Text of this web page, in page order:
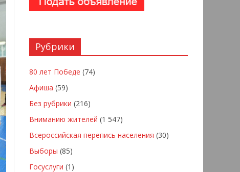
Рубрики
80 лет Победе (74)
Афиша (59)
Без рубрики (216)
Вниманию жителей (1 547)
Всероссийская перепись населения (30)
Выборы (85)
Госуслуги (1)